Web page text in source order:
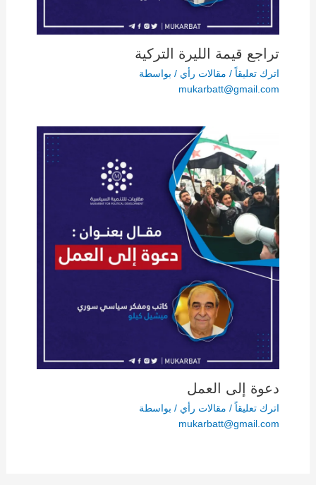
تراجع قيمة الليرة التركية
اترك تعليقاً / مقالات رأي / بواسطة
mukarbatt@gmail.com
دعوة إلى العمل
اترك تعليقاً / مقالات رأي / بواسطة
mukarbatt@gmail.com